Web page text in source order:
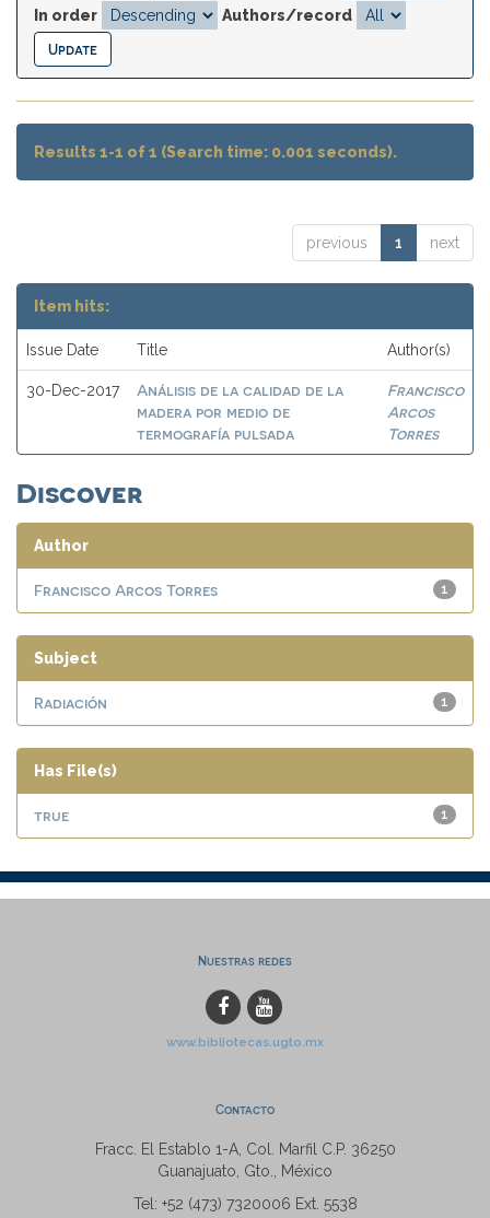
In order
Authors/record
Results 1-1 of 1 (Search time: 0.001 seconds).
previous 1 next
Item hits:
Issue Date Title Author(s)
30-Dec-2017
Análisis de la calidad de la
madera por medio de
termografía pulsada
Francisco
Arcos
Torres
Discover
Author
1
Francisco Arcos Torres
Subject
1
Radiación
Has File(s)
1
true
Nuestras redes
www.bibliotecas.ugto.mx
Contacto
Fracc. El Establo 1-A, Col. Marfil C.P. 36250
Guanajuato, Gto., México
Tel: +52 (473) 7320006 Ext. 5538